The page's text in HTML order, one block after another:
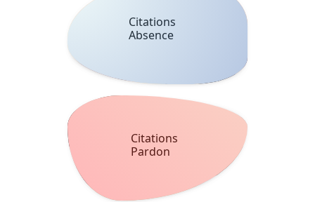
Citations
Absence
Citations
Pardon